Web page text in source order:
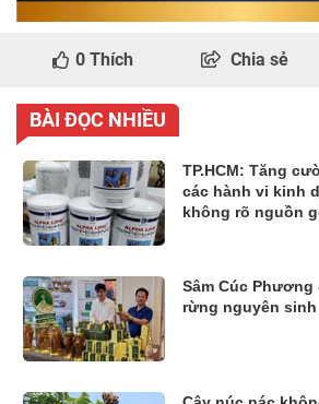
0 Thích Chia sẻ
BÀI ĐỌC NHIỀU
TP.HCM: Tăng
các hành vi kinh
không rõ nguồn
Sâm Cúc
rừng nguyên sinh